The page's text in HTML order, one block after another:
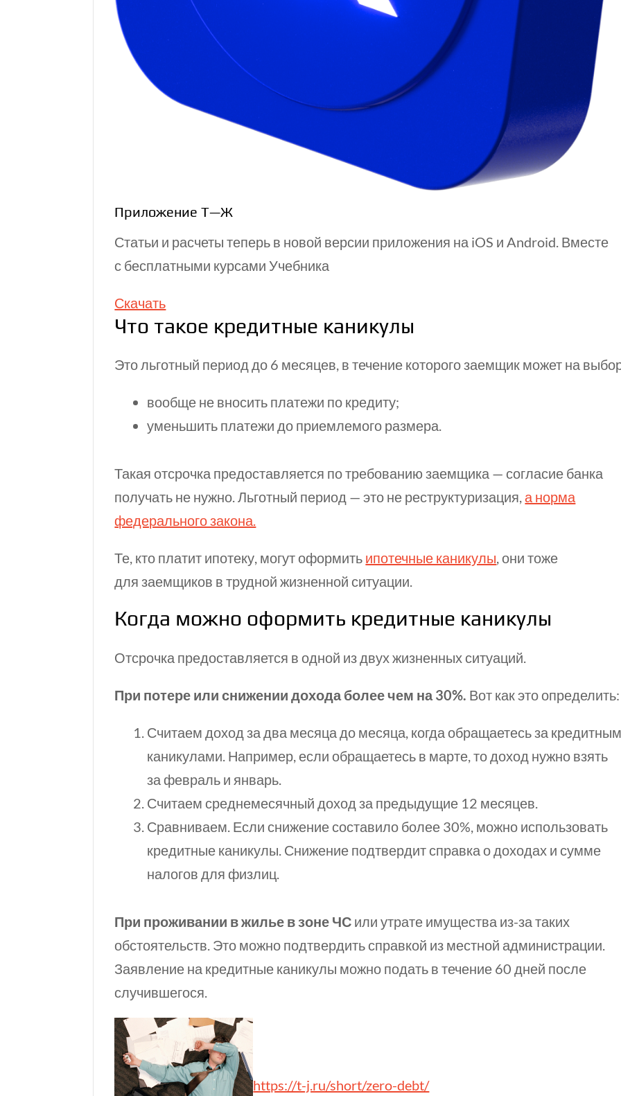
Приложение Т—Ж
Статьи и расчеты теперь в новой версии приложения на iOS и Android. Вместе
с бесплатными курсами Учебника
Скачать
Что такое кредитные каникулы
Это льготный период до 6 месяцев, в течение которого заемщик может на
вообще не вносить платежи по кредиту;
уменьшить платежи до приемлемого размера.
Такая отсрочка предоставляется по требованию заемщика — согласие банка
получать не нужно. Льготный период — это не реструктуризация,а норма
федерального закона.
Те, кто платит ипотеку, могут оформить ипотечные каникулы, они тоже
для заемщиков в трудной жизненной ситуации.
Когда можно оформить кредитные каникулы
Отсрочка предоставляется в одной из двух жизненных ситуаций.
При потере или снижении дохода более чем на 30%. Вот как это определить:
Считаем доход за два месяца до месяца, когда обращаетесь за
каникулами. Например, если обращаетесь в марте, то доход нужно взять
за февраль и январь.
Считаем среднемесячный доход за предыдущие 12 месяцев.
Сравниваем. Если снижение составило более 30%, можно использовать
кредитные каникулы. Снижение подтвердит справка о доходах и сумме
налогов для физлиц.
При проживании в жилье в зоне ЧС или утрате имущества из-за таких
обстоятельств. Это можно подтвердить справкой из местной администрации.
Заявление на кредитные каникулы можно подать в течение 60 дней после
случившегося.
https://t-j.ru/short/zero-debt/